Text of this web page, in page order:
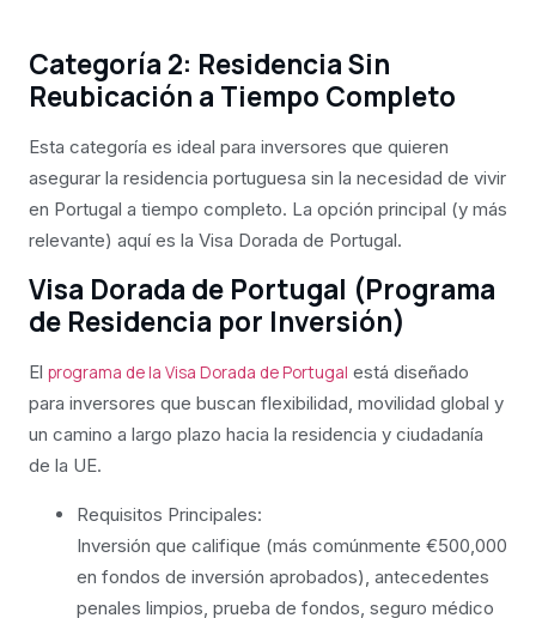
Categoría 2: Residencia Sin
Reubicación a Tiempo Completo
Esta categoría es ideal para inversores que quieren
asegurar la residencia portuguesa sin la necesidad de vivir
en Portugal a tiempo completo. La opción principal (y más
relevante) aquí es la Visa Dorada de Portugal.
Visa Dorada de Portugal (Programa
de Residencia por Inversión)
El programa de la Visa Dorada de Portugal está diseñado
para inversores que buscan flexibilidad, movilidad global y
un camino a largo plazo hacia la residencia y ciudadanía
de la UE.
Requisitos Principales:
Inversión que califique (más comúnmente €500,000
en fondos de inversión aprobados), antecedentes
penales limpios, prueba de fondos, seguro médico